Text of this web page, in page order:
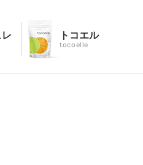
トコエル
tocoelle